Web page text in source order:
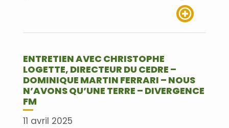
ENTRETIEN AVEC CHRISTOPHE
LOGETTE, DIRECTEUR DU CEDRE –
DOMINIQUE MARTIN FERRARI – NOUS
N’AVONS QU’UNE TERRE – DIVERGENCE
FM
11 avril 2025